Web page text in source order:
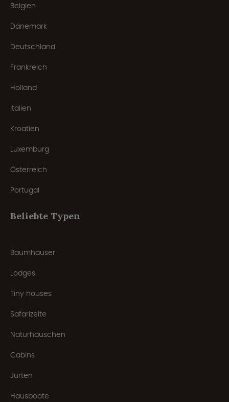
Belgien
Dänemark
Deutschland
Frankreich
Holland
Italien
Kroatien
Luxemburg
Österreich
Portugal
Beliebte Typen
Baumhäuser
Lodges
Tiny houses
Safarizelte
Naturhäuschen
Cabins
Jurten
Hausboote